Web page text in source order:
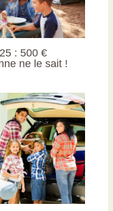
: 500 €
ne le sait !